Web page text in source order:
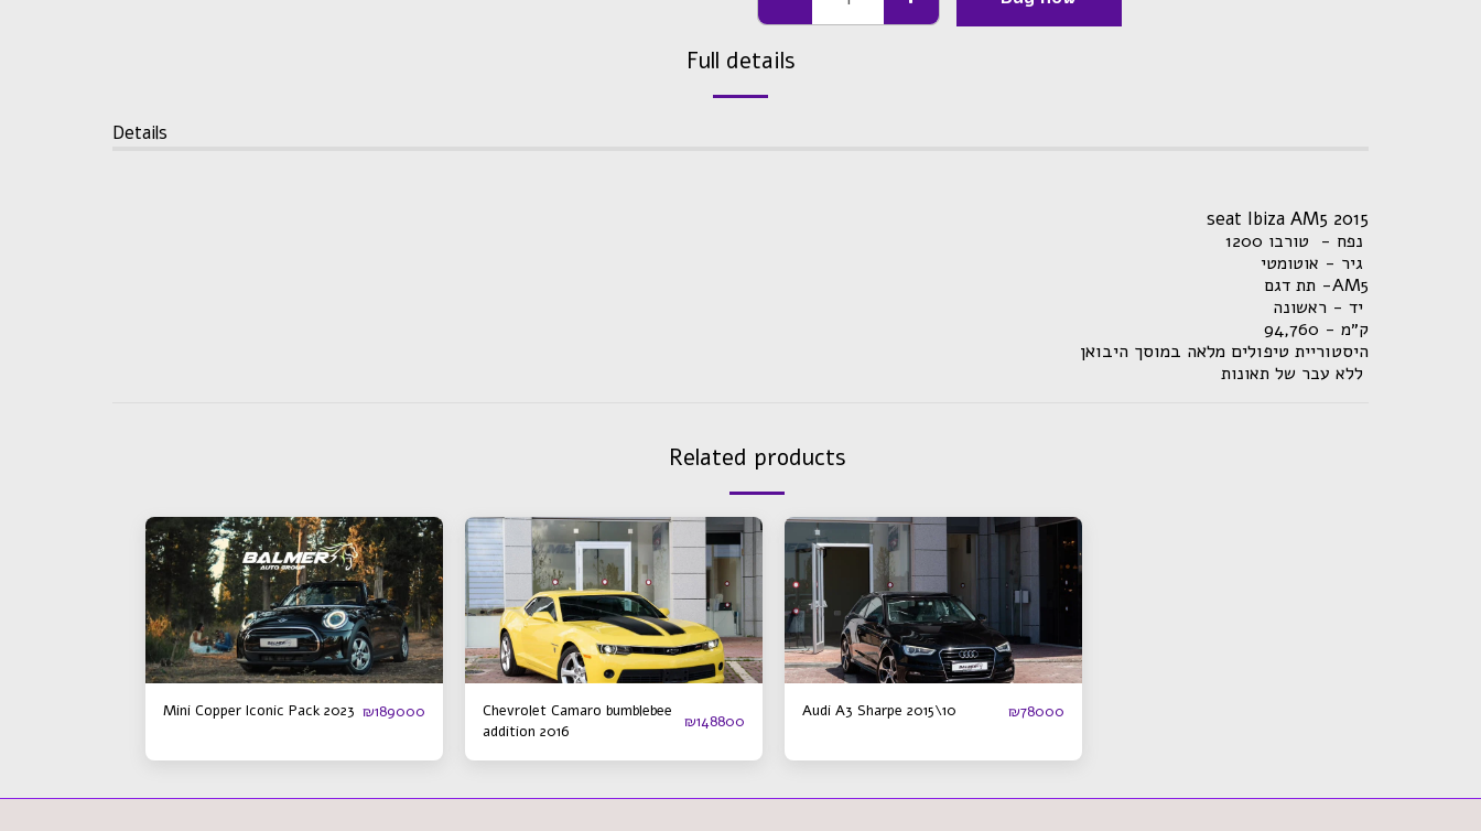
Full details
Details
seat Ibiza AM5 2015
תת דגם -AM5
ק״מ - 94 ,760
היסטוריית טיפולים מלאה במוסך היבואן
Related products
Mini Copper Iconic Pack 2023 ₪189000
Chevrolet Camaro bumblebee
addition 2016
₪148800
Audi A3 Sharpe 2015\10 ₪78000